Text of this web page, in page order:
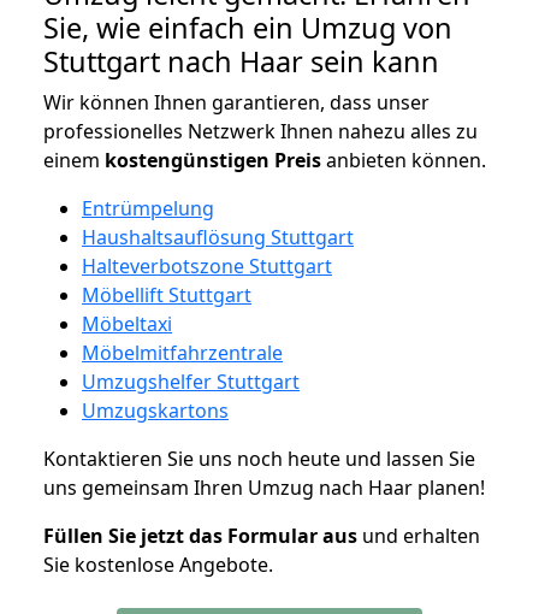
Sie, wie einfach ein Umzug von
Stuttgart nach Haar sein kann
Wir können Ihnen garantieren, dass unser
professionelles Netzwerk Ihnen nahezu alles zu
einem kostengünstigen Preisanbieten können.
Entrümpelung
Haushaltsauflösung Stuttgart
Halteverbotszone Stuttgart
Möbellift Stuttgart
Möbeltaxi
Möbelmitfahrzentrale
Umzugshelfer Stuttgart
Umzugskartons
Kontaktieren Sie uns noch heute und lassen Sie
uns gemeinsam Ihren Umzug nach Haar planen!
Füllen Sie jetzt das Formular aus und erhalten
Sie kostenlose Angebote.